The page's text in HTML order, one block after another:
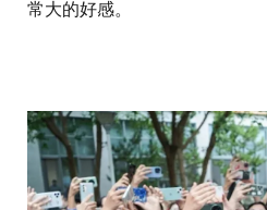
常大的好感。